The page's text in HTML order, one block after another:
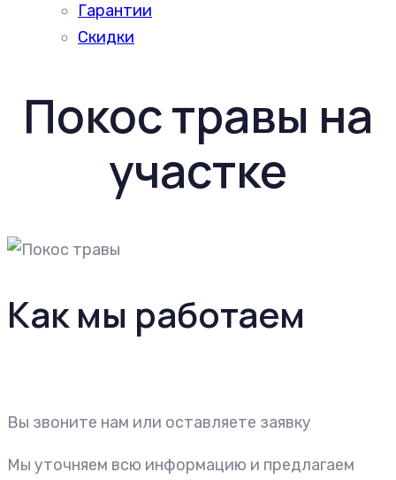
Гарантии
Скидки
Покос травы на
участке
Как мы работаем
Вы звоните нам или оставляете заявку
Мы уточняем всю информацию и предлагаем